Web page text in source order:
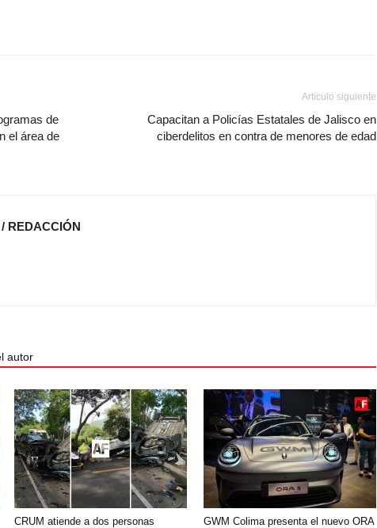
de
el área de
Artículo siguiente
Capacitan a Policías Estatales de Jalisco en
ciberdelitos en contra de menores de edad
REDACCIÓN
autor
CRUM atiende a dos personas
GWM Colima presenta el nuevo ORA